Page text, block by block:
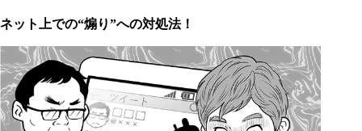
ネット上での“煽り”への対処法！